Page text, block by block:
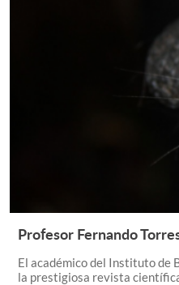
Profesor Fernando
El académico del Instituto de
la prestigiosa revista